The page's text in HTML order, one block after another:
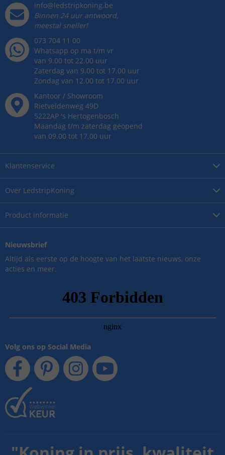
Over LedstripKoning
Product informatie
Klantenservice
info@ledstripkoning.be
Binnen 24 uur antwoord,
meestal sneller!
073 704 11 00
Whatsapp op ma t/m vr
van 9.00 tot 22.00 uur
Zaterdag van 9.00 tot 17.00 uur
Zondag van 12.00 tot 17.00 uur
Kantoor / Showroom
Rietveldenweg 49D
5222AP 's Hertogenbosch
Maandag t/m zaterdag geopend
van 09.00 tot 17.00 uur
Nieuwsbrief
Altijd als eerste op de hoogte van het laatste nieuws, onze
acties en meer.
Volg ons op Social Media